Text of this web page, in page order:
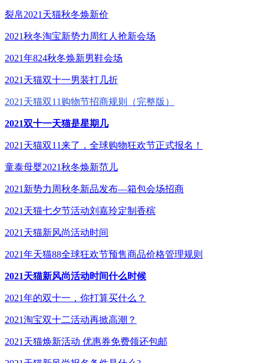
裂帛2021天猫秋冬焕新价
2021秋冬淘宝新势力周红人抢新会场
2021年824秋冬焕新男鞋会场
2021天猫双十一男装打几折
2021天猫双11购物节招商规则（完整版）
2021双十一天猫是星期几
2021天猫双11来了，全球购物狂欢节正式报名！
童泰母婴2021秋冬焕新范儿
2021新势力周秋冬新品发布—箱包会场招商
2021天猫七夕节活动刘嘉玲定制香槟
2021天猫新风尚活动时间
2021年天猫88全球狂欢节预售商品价格管理规则
2021天猫新风尚活动时间什么时候
2021年的双十一，你打算买什么？
2021淘宝双十二活动再掀高潮？
2021天猫焕新活动 优惠券免费领还包邮